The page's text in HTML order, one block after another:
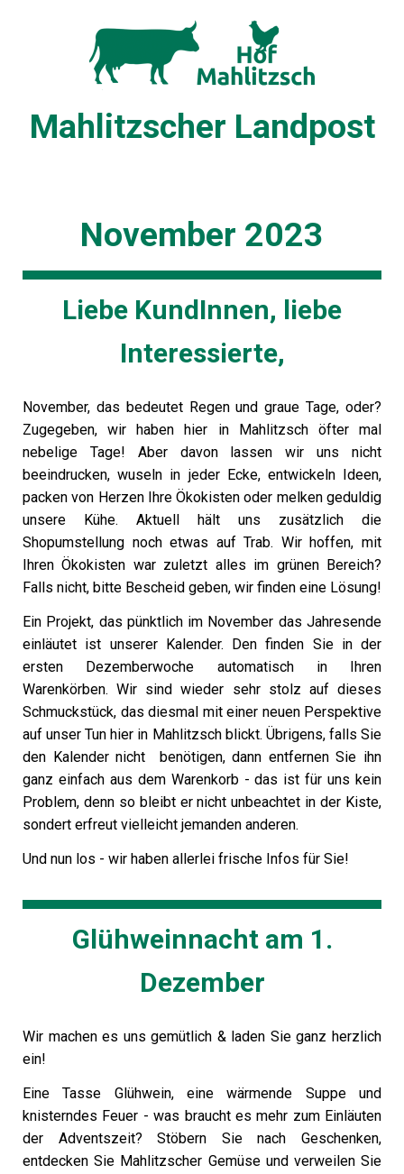
Mahlitzscher Landpost
November 2023
Liebe KundInnen, liebe
Interessierte,
November, das bedeutet Regen und graue Tage, oder?
Zugegeben, wir haben hier in Mahlitzsch öfter mal
nebelige Tage! Aber davon lassen wir uns nicht
beeindrucken, wuseln in jeder Ecke, entwickeln Ideen,
packen von Herzen Ihre Ökokisten oder melken geduldig
unsere Kühe. Aktuell hält uns zusätzlich die
Shopumstellung noch etwas auf Trab. Wir hoffen, mit
Ihren Ökokisten war zuletzt alles im grünen Bereich?
Falls nicht, bitte Bescheid geben, wir finden eine Lösung!
Ein Projekt, das pünktlich im November das Jahresende
einläutet ist unserer Kalender. Den finden Sie in der
ersten Dezemberwoche automatisch in Ihren
Warenkörben. Wir sind wieder sehr stolz auf dieses
Schmuckstück, das diesmal mit einer neuen Perspektive
auf unser Tun hier in Mahlitzsch blickt. Übrigens, falls Sie
den Kalender nicht benötigen, dann entfernen Sie ihn
ganz einfach aus dem Warenkorb - das ist für uns kein
Problem, denn so bleibt er nicht unbeachtet in der Kiste,
sondert erfreut vielleicht jemanden anderen.
Und nun los - wir haben allerlei frische Infos für Sie!
Glühweinnacht am 1.
Dezember
Wir machen es uns gemütlich & laden Sie ganz herzlich
ein!
Eine Tasse Glühwein, eine wärmende Suppe und
knisterndes Feuer - was braucht es mehr zum Einläuten
der Adventszeit? Stöbern Sie nach Geschenken,
entdecken Sie Mahlitzscher Gemüse und verweilen Sie